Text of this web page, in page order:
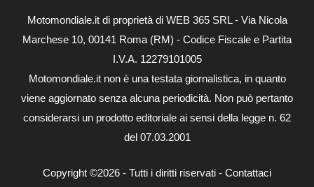
Motomondiale.it di proprietà di WEB 365 SRL - Via Nicola
Marchese 10, 00141 Roma (RM) - Codice Fiscale e Partita
I.V.A. 12279101005
Motomondiale.it non è una testata giornalistica, in quanto
viene aggiornato senza alcuna periodicità. Non può pertanto
considerarsi un prodotto editoriale ai sensi della legge n. 62
del 07.03.2001
Copyright ©2026 - Tutti i diritti riservati - Contattaci